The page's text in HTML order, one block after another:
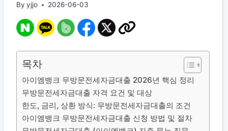
By yjjo 2026-06-03
목차
아이엠뱅크 무방문전세자금대출 2026년 핵심 정리
무방문전세자금대출 자격 요건 및 대상
한도, 금리, 상환 방식: 무방문전세자금대출의 조건
아이엠뱅크 무방문전세자금대출 신청 방법 및 절차